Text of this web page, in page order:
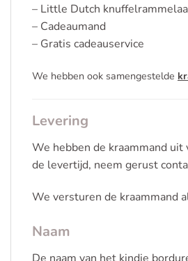
– Little Dutch
– Cadeaumand
– Gratis cadeauservice
We hebben ook samengestelde
Levering
We hebben de kraammand
de levertijd, neem gerust
We versturen de kraammand
Naam